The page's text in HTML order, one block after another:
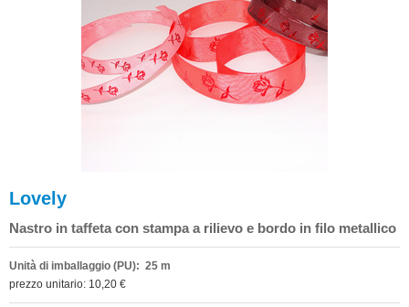
Lovely
Nastro in taffeta con stampa a rilievo e bordo in filo metallico
Unità di imballaggio (PU): 25 m
prezzo unitario: 10,20 €